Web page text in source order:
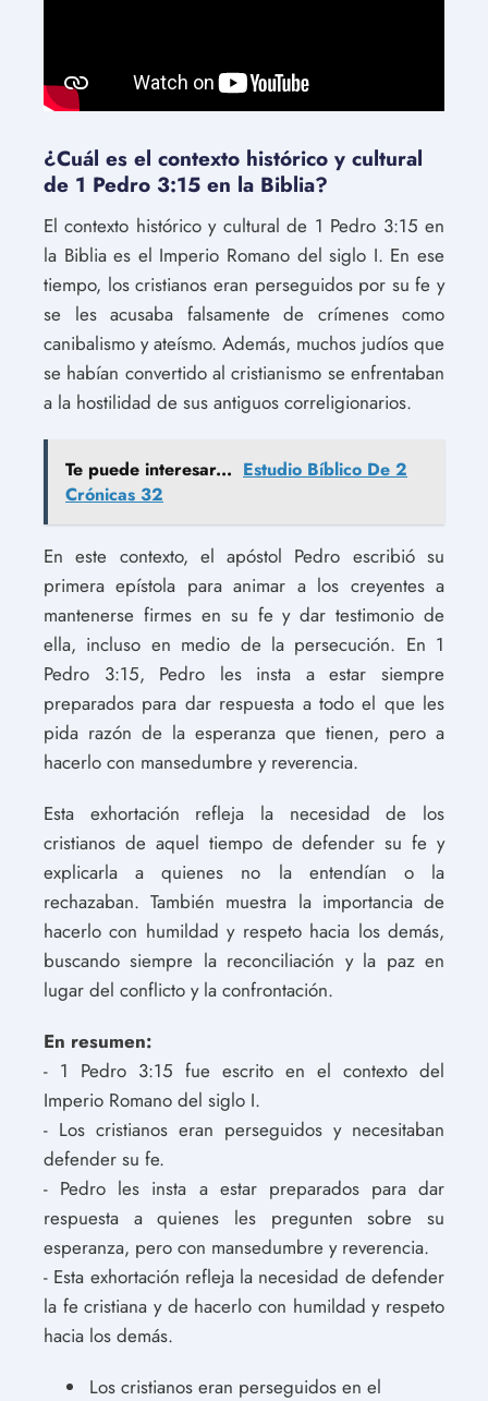
¿Cuál es el contexto histórico y cultural
de 1 Pedro 3:15 en la Biblia?
El contexto histórico y cultural de 1 Pedro 3:15 en
la Biblia es el Imperio Romano del siglo I. En ese
tiempo, los cristianos eran perseguidos por su fe y
se les acusaba falsamente de crímenes como
canibalismo y ateísmo. Además, muchos judíos que
se habían convertido al cristianismo se enfrentaban
a la hostilidad de sus antiguos correligionarios.
Te puede interesar... Estudio Bíblico De 2
Crónicas 32
En este contexto, el apóstol Pedro escribió su
primera epístola para animar a los creyentes a
mantenerse firmes en su fe y dar testimonio de
ella, incluso en medio de la persecución. En 1
Pedro 3:15, Pedro les insta a estar siempre
preparados para dar respuesta a todo el que les
pida razón de la esperanza que tienen, pero a
hacerlo con mansedumbre y reverencia.
Esta exhortación refleja la necesidad de los
cristianos de aquel tiempo de defender su fe y
explicarla a quienes no la entendían o la
rechazaban. También muestra la importancia de
hacerlo con humildad y respeto hacia los demás,
buscando siempre la reconciliación y la paz en
lugar del conflicto y la confrontación.
En resumen:
- 1 Pedro 3:15 fue escrito en el contexto del
Imperio Romano del siglo I.
- Los cristianos eran perseguidos y necesitaban
defender su fe.
- Pedro les insta a estar preparados para dar
respuesta a quienes les pregunten sobre su
esperanza, pero con mansedumbre y reverencia.
- Esta exhortación refleja la necesidad de defender
la fe cristiana y de hacerlo con humildad y respeto
hacia los demás.
Los cristianos eran perseguidos en el